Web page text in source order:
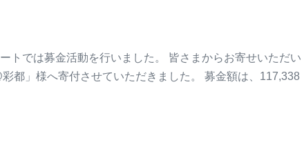
トでは募金活動を行いました。 皆さまからお寄せいただい
都」様へ寄付させていただきました。 募金額は、117,338